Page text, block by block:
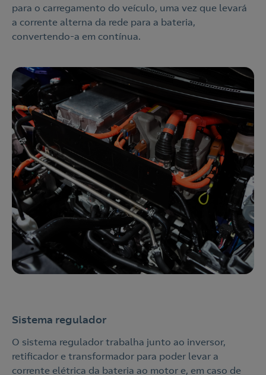
para o carregamento do veículo, uma vez que levará
a corrente alterna da rede para a bateria,
convertendo-a em contínua.
Sistema regulador
O sistema regulador trabalha junto ao inversor,
retificador e transformador para poder levar a
corrente elétrica da bateria ao motor e, em caso de